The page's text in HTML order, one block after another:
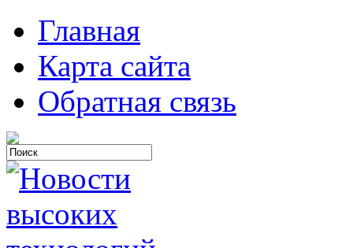
Главная
Карта сайта
Обратная связь